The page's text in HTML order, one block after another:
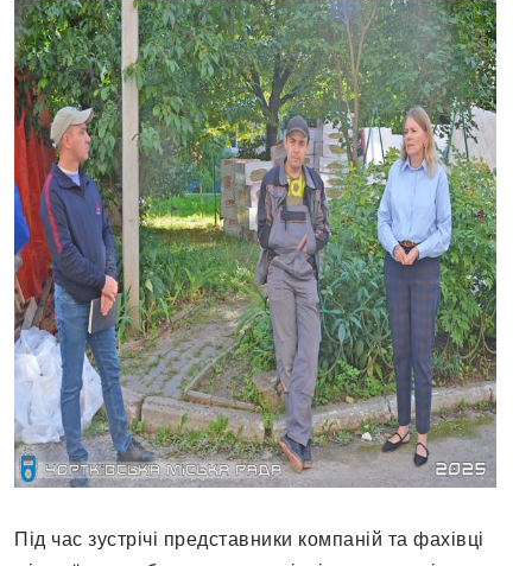
Під час зустрічі представники компаній та фахівці